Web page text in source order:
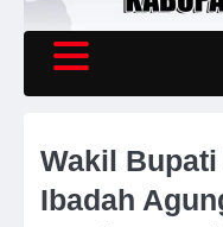
Wakil
Ibadah